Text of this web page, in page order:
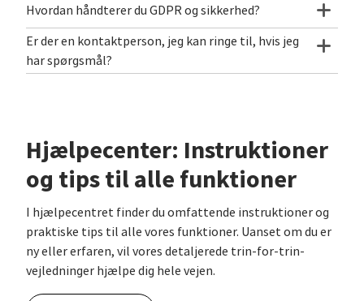
Hvordan håndterer du GDPR og sikkerhed?
Er der en kontaktperson, jeg kan ringe til, hvis jeg
har spørgsmål?
Hjælpecenter: Instruktioner
og tips til alle funktioner
I hjælpecentret finder du omfattende instruktioner og
praktiske tips til alle vores funktioner. Uanset om du er
ny eller erfaren, vil vores detaljerede trin-for-trin-
vejledninger hjælpe dig hele vejen.